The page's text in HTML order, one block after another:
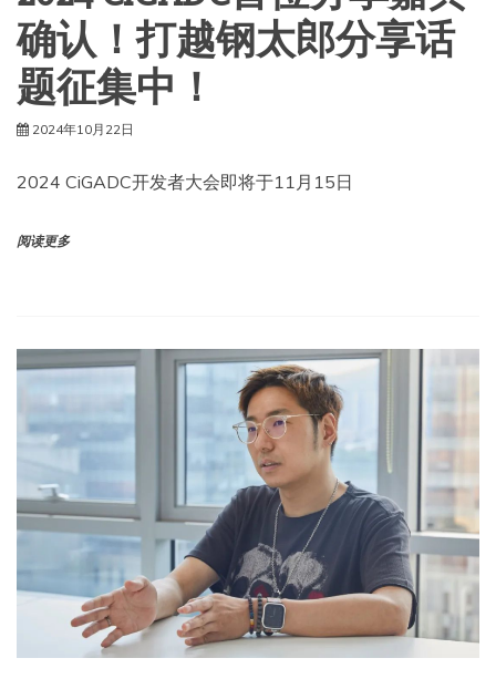
确认！打越钢太郎分享话
题征集中！
2024年10月22日
2024 CiGADC开发者大会即将于11月15日
阅读更多